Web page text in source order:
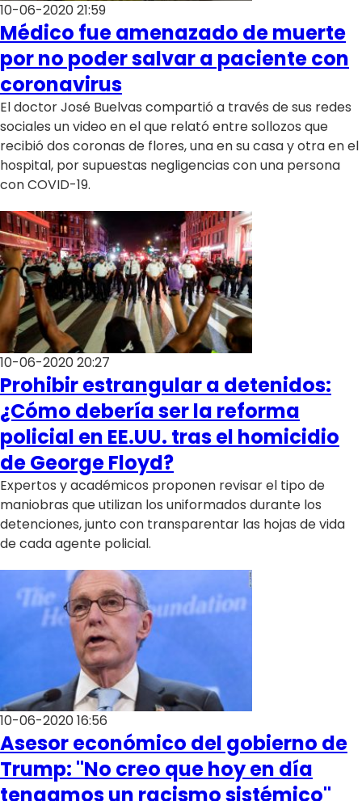
10-06-2020 21:59
Médico fue amenazado de muerte
por no poder salvar a paciente con
coronavirus
El doctor José Buelvas compartió a través de sus redes
sociales un video en el que relató entre sollozos que
recibió dos coronas de flores, una en su casa y otra en el
hospital, por supuestas negligencias con una persona
con COVID-19.
10-06-2020 20:27
Prohibir estrangular a detenidos:
¿Cómo debería ser la reforma
policial en EE.UU. tras el homicidio
de George Floyd?
Expertos y académicos proponen revisar el tipo de
maniobras que utilizan los uniformados durante los
detenciones, junto con transparentar las hojas de vida
de cada agente policial.
10-06-2020 16:56
Asesor económico del gobierno de
Trump: "No creo que hoy en día
tengamos un racismo sistémico"